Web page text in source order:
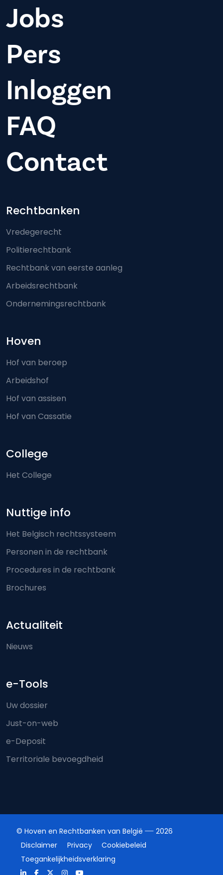
Jobs
Pers
Inloggen
FAQ
Contact
Footer-menu
Rechtbanken
Vredegerecht
Politierechtbank
Rechtbank van eerste aanleg
Arbeidsrechtbank
Ondernemingsrechtbank
Hoven
Hof van beroep
Arbeidshof
Hof van assisen
Hof van Cassatie
College
Het College
Nuttige info
Het Belgisch rechtssysteem
Personen in de rechtbank
Procedures in de rechtbank
Brochures
Actualiteit
Nieuws
e-Tools
Uw dossier
Just-on-web
e-Deposit
Territoriale bevoegdheid
© Hoven en Rechtbanken van België
2026
Disclaimer
Privacy
Cookiebeleid
Toegankelijkheidsverklaring